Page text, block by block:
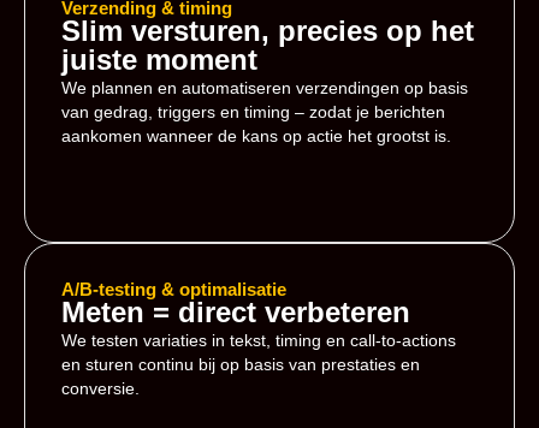
Verzending & timing
Slim versturen, precies op het
juiste moment
We plannen en automatiseren verzendingen op basis
van gedrag, triggers en timing – zodat je berichten
aankomen wanneer de kans op actie het grootst is.
A/B-testing & optimalisatie
Meten = direct verbeteren
We testen variaties in tekst, timing en call-to-actions
en sturen continu bij op basis van prestaties en
conversie.